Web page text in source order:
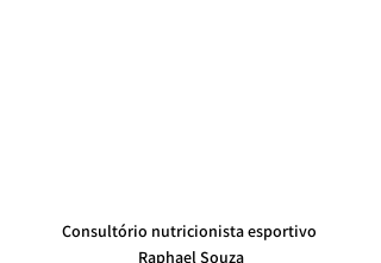
Consultório nutricionista esportivo
Raphael Souza